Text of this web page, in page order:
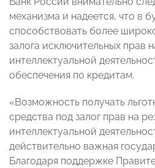
механизма и надеется, что в
способствовать более
залога исключительных прав
интеллектуальной
обеспечения по кредитам.
«Возможность получать
средства под залог прав на
интеллектуальной
действительно важная
Благодаря поддержке